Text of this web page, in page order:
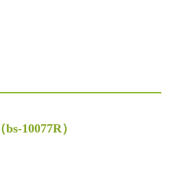
（bs-10077R）